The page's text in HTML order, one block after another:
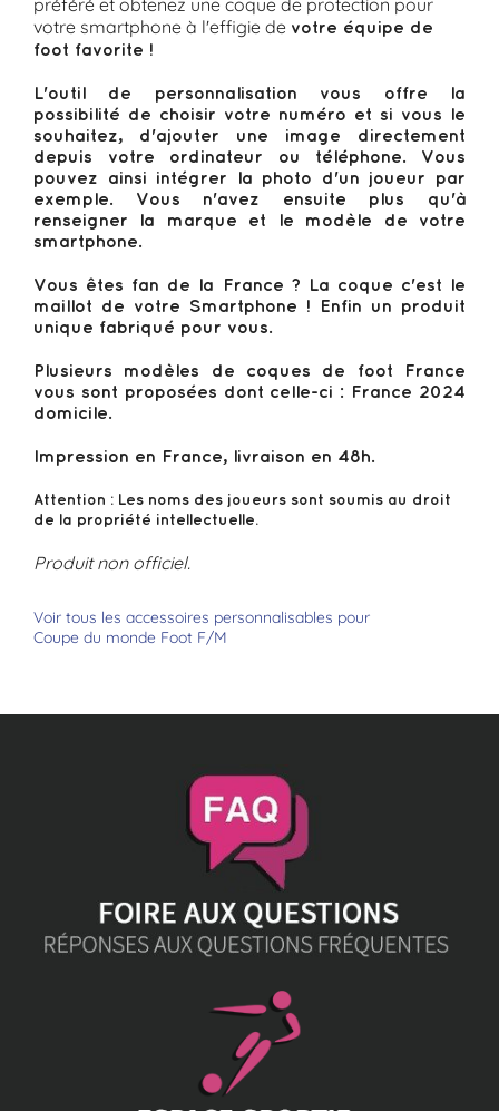
votre smartphone à l'effigie de votre équipe de
foot favorite !
L'outil de personnalisation vous offre la
possibilité de choisir votre numéro et si vous le
souhaitez, d'ajouter une image directement
depuis votre ordinateur ou téléphone. Vous
pouvez ainsi intégrer la photo d'un joueur par
exemple. Vous n'avez ensuite plus qu'à
renseigner la marque et le modèle de votre
smartphone.
Vous êtes fan de la France ? La coque c'est le
maillot de votre Smartphone ! Enfin un produit
unique fabriqué pour vous.
Plusieurs modèles de coques de foot France
vous sont proposées dont celle-ci : France 2024
domicile.
Impression en France, livraison en 48h.
Attention : Les noms des joueurs sont soumis au droit
de la propriété intellectuelle.
Produit non officiel.
Voir tous les accessoires personnalisables pour
Coupe du monde Foot F/M